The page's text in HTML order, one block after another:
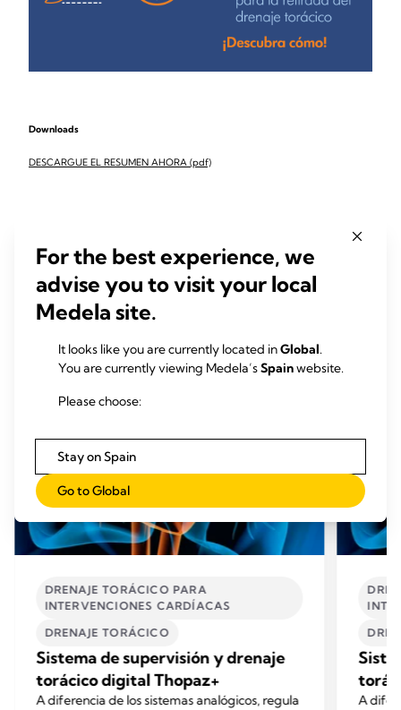
Downloads
DESCARGUE EL RESUMEN AHORA (pdf)
PRODUCTOS
RELACIONADOS
DRENAJE TORÁCICO PARA
INTERVENCIONES CARDÍACAS
DRENAJE TORÁCICO
Sistema de supervisión y drenaje
torácico digital Thopaz+
A diferencia de los sistemas analógicos, regula
A
For the best experience, we
advise you to visit your local
Medela site.
It looks like you are currently located inGlobal.
You are currently viewing Medela’sSpainwebsite.
Please choose:
Stay on Spain
Go to Global